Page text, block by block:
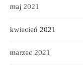
maj 2021
kwiecień 2021
marzec 2021